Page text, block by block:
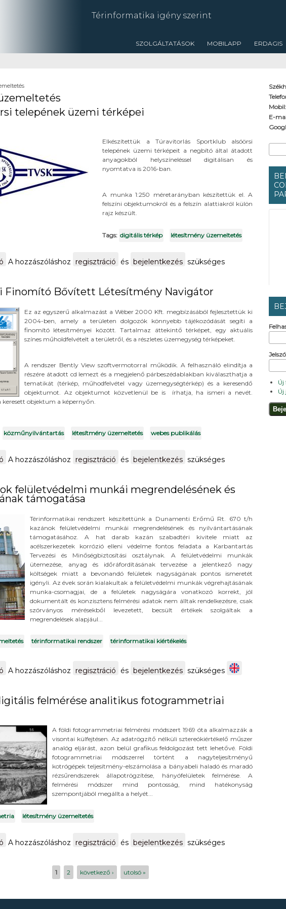
Térinformatika igény szerint
ERDAGIS
MOBILAPP
SZOLGÁLTATÁSOK
telepének üzemi térképei
Elkészítettük a Túravitorlás Sportklub alsóörsi
telepének üzemi térképeit a negbító által átadott
anyagokból helyszíneléssel digitálisan és
nyomtatva is 2016-ban.
A munka 1:250 méretarányban készítettük el. A
felszíni objektumokról és a felszín alattiakról külön
rajz készült.
Tags: digitális térkép létesítmény üzemeltetés
A TVSK alsóörsi telepének üzemi térképei tartalommal kapcsolatosan
A hozzászóláshoz regisztráció és bejelentkezés szükséges
Finomító Bővített Létesítmény Navigátor
Ez az egyszerű alkalmazást a Wéber 2000 Kft. megbízásából fejlesztettük ki
2004-ben, amely a területen dolgozók könnyebb tájékozódását segíti a
finomító létesítményei között. Tartalmaz áttekintő térképet, egy aktuális
színes műholdfelvételt a területről, és a részletes üzemegység térképeket.
A rendszer Bently View szoftvermotorral működik. A felhasználó elindítja a
részére átadott cd lemezt és a megjelenő párbeszédablakban kiválaszthatja a
tematikát (térkép, műhodfelvétel vagy üzemegységtérkép) és a keresendő
objektumot. Az objektumot közvetlenül be is írhatja, ha ismeri a nevét.
keresett objektum a képernyőn.
közműnyilvántartás létesítmény üzemeltetés webes publikálás
Mol Rt. Dunai Finomító Bővített Létesítmény Navigátor tartalommal
A hozzászóláshoz regisztráció és bejelentkezés szükséges
felületvédelmi munkái megrendelésének és
támogatása
Térinformatikai rendszert készítettünk a Dunamenti Erőmű Rt. 670 t/h
kazánok felületvédelmi munkái megrendelésének és nyilvántartásának
támogatásához. A hat darab kazán szabadtéri kivitele miatt az
acélszerkezetek korrózió elleni védelme fontos feladata a Karbantartás
Tervezési és Minőségbiztosítási osztálynak. A felületvédelmi munkák
ütemezése, anyag és időráfordításának tervezése a jelentkező nagy
költségek miatt a bevonandó felületek nagyságának pontos ismeretét
igényli. Az évek során kialakultak a felületvédelmi munkák végrehajtásának
munka-csomagjai, de a felületek nagyságára vonatkozó korrekt, jól
dokumentált és konzisztens felmérési adatok nem álltak rendelkezésre, csak
szórványos mérésekből levezetett, becsült értékek szolgáltak a
megrendelések alapjául...
térinformatikai rendszer térinformatikai kiértékelés
DE Rt. Kazánok felületvédelmi munkái megrendelésének és nyilvántartásának
A hozzászóláshoz regisztráció és bejelentkezés szükséges
felmérése analitikus fotogrammetriai
A földi fotogrammetriai felmérési módszert 1969 óta alkalmazzák a
visontai külfejtésen. Az adatrögzítő nélküli sztereókiértékelő műszer
analóg eljárást, azon belül grafikus feldolgozást tett lehetővé. Földi
fotogrammetriai módszerrel történt a nagyteljesítményű
kotrógépek teljesítmény-elszámolása a bányabeli haladó és maradó
rézsűrendszerek állapotrögzítése, hányófelületek felmérése. A
felmérési módszer mind pontosság, mind hatékonyság
szempontjából megállta a helyét...
létesítmény üzemeltetés
Külfejtések digitális felmérése analitikus fotogrammetriai módszerrel
A hozzászóláshoz regisztráció és bejelentkezés szükséges
1 2 következő › utolsó »
Mobil:
E-
Jelszó
Új
Új